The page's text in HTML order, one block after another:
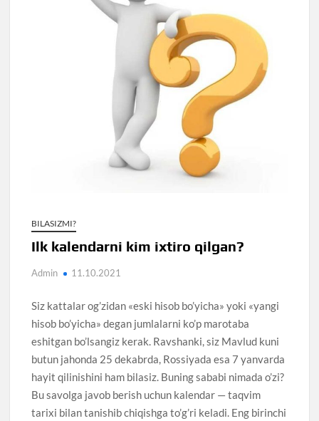
BILASIZMI?
Ilk kalendarni kim ixtiro qilgan?
Admin 11.10.2021
Siz kattalar og’zidan «eski hisob bo’yicha» yoki «yangi
hisob bo’yicha» degan jumlalarni ko’p marotaba
eshitgan bo’lsangiz kerak. Ravshanki, siz Mavlud kuni
butun jahonda 25 dekabrda, Rossiyada esa 7 yanvarda
hayit qilinishini ham bilasiz. Buning sababi nimada o’zi?
Bu savolga javob berish uchun kalendar — taqvim
tarixi bilan tanishib chiqishga to’g’ri keladi. Eng birinchi